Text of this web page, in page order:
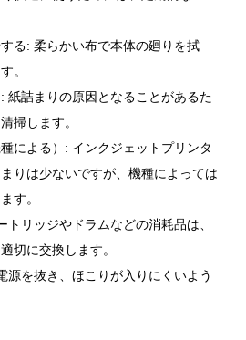
る: 柔らかい布で本体の廻りを拭
。
紙詰まりの原因となることがあるた
掃します。
による）: インクジェットプリンタ
りは少ないですが、機種によっては
す。
リッジやドラムなどの消耗品は、
切に交換します。
源を抜き、ほこりが入りにくいよう